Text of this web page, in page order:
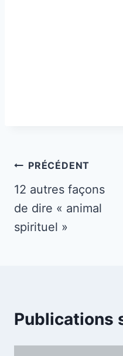
Navigation
de
l’article
PRÉCÉDENT
12 autres façons
de dire « animal
spirituel »
Publications